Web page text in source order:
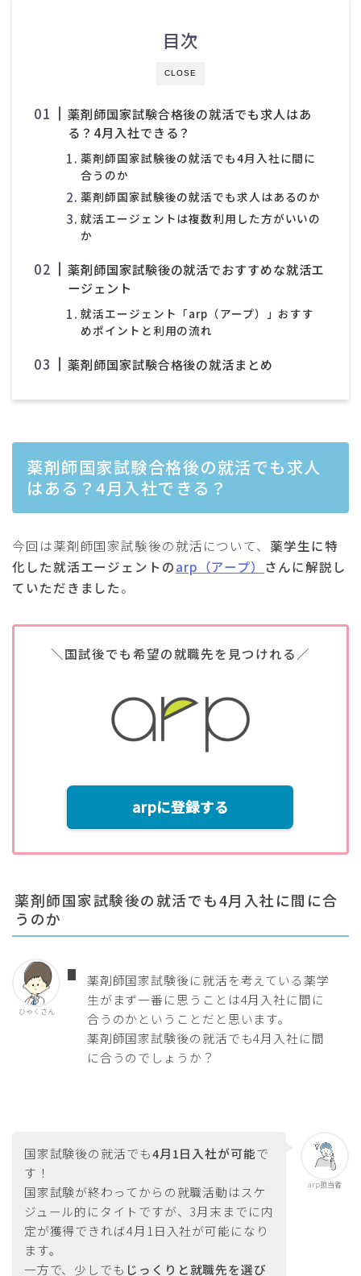
CLOSE
目次
薬剤師国家試験合格後の就活でも求人はあ
る？4月入社できる？
薬剤師国家試験後の就活でも4月入社に間に
合うのか
薬剤師国家試験後の就活でも求人はあるのか
就活エージェントは複数利用した方がいいの
か
薬剤師国家試験後の就活でおすすめな就活エ
ージェント
就活エージェント「arp（アープ）」おすす
めポイントと利用の流れ
薬剤師国家試験合格後の就活まとめ
薬剤師国家試験合格後の就活でも求人
はある？4月入社できる？
今回は薬剤師国家試験後の就活について、 薬学生に特
化した就活エージェントのarp（アープ） さんに解説し
ていただきました。
＼国試後でも希望の就職先を見つけれる／
arpに登録する
薬剤師国家試験後の就活でも4月入社に間に合
うのか
ひゃくさん
薬剤師国家試験後に就活を考えている薬学
生がまず一番に思うことは4月入社に間に
合うのかということだと思います。
薬剤師国家試験後の就活でも4月入社に間
に合うのでしょうか？
arp担当者
国家試験後の就活でも4月1日入社が可能で
す！
国家試験が終わってからの就職活動はスケ
ジュール的にタイトですが、3月末までに内
定が獲得できれば4月1日入社が可能になり
ます。
一方で、少しでも じっくりと就職先を選び